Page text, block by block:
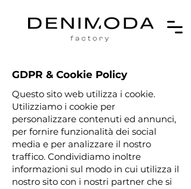
GDPR & Cookie Policy
Questo sito web utilizza i cookie.
Utilizziamo i cookie per
personalizzare contenuti ed annunci,
per fornire funzionalità dei social
media e per analizzare il nostro
traffico. Condividiamo inoltre
informazioni sul modo in cui utilizza il
nostro sito con i nostri partner che si